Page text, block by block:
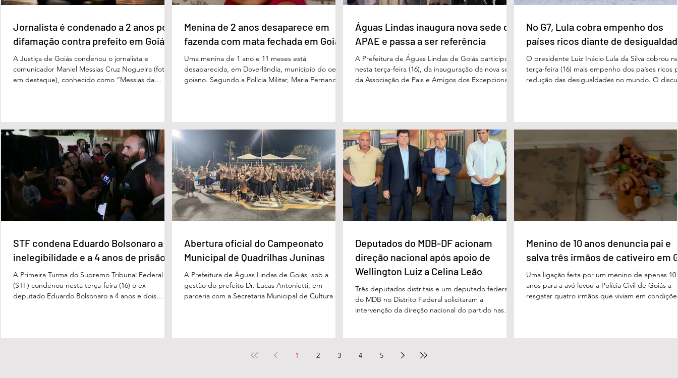
Jornalista é condenado a 2 anos por
difamação contra prefeito em Goiás
A Justiça de Goiás condenou o jornalista e
comunicador Maniel Messias Cruz Nogueira (foto
em destaque), conhecido como “Messias da
proferida pelo juiz Hermes Pereira Vidigal, da Vara
Criminal da Comarca de Edéia. O jornalista
contesta a decisão e diz que sofre perseguição.
Apesar da condenação, a pena será cumprida em
regime inicialmente aberto e
Menina de 2 anos desaparece em
fazenda com mata fechada em Goiás
Uma menina de 1 ano e 11 meses está
desaparecida, em Doverlândia, município do oeste
goiano. Segundo a Polícia Militar, Maria Fernanda
terça-feira (16/6) não havia sido localizada. O Corpo
de Bombeiros realiza buscas na região, que é de
mata fechada e próxima ao Rio Paraíso. De acordo
com o tenente Vivaldo Alves da Silva Filho, da Polí
Águas Lindas inaugura nova sede da
APAE e passa a ser referência
A Prefeitura de Águas Lindas de Goiás participou,
nesta terça-feira (16), da inauguração da nova sede
da Associação de Pais e Amigos dos Excepcionais,
avanço nas políticas públicas de inclusão, educação
especializada e atendimento multidisciplinar às
pessoas com deficiência. A nova estrutura foi
projetada para oferecer acolhimento, dese
No G7, Lula cobra empenho dos
países ricos diante de
O presidente Luiz Inácio Lula da Silva cobrou
terça-feira (16) mais empenho dos países ricos
redução das desigualdades no mundo. O
entre países ricos e pobres tem aumentado.
desafios se multiplicam, mas a solidariedade
internacional encolhe. A distância que separa a
prosperidade de Évian da realidade
STF condena Eduardo Bolsonaro a
inelegibilidade e a 4 anos de prisão
A Primeira Turma do Supremo Tribunal Federal
(STF) condenou nesta terça-feira (16) o ex-
deputado Eduardo Bolsonaro a 4 anos e dois
prisão, o ex-deputado foi condenado a oito anos
Abertura oficial do Campeonato
Municipal de Quadrilhas Juninas
A Prefeitura de Águas Lindas de Goiás, sob a
gestão do prefeito Dr. Lucas Antonietti, em
parceria com a Secretaria Municipal de Cultura e
Campeonato Municipal de Quadrilhas Juninas. O
competição, que percorrerá diversas festividades
Deputados do MDB-DF acionam
direção nacional após apoio de
Wellington Luiz a Celina Leão
Três deputados distritais e um deputado federal
do MDB no Distrito Federal solicitaram a
intervenção da direção nacional do partido nas
regional da sigla, Wellington Luiz, em defesa da
Menino de 10 anos denuncia pai e
salva três irmãos de cativeiro em
Uma ligação feita por um menino de apenas 10
anos para a avó levou a Polícia Civil de Goiás a
resgatar quatro irmãos que viviam em
feira (5/6), quando a criança conseguiu pedir
1 2 3 4 5